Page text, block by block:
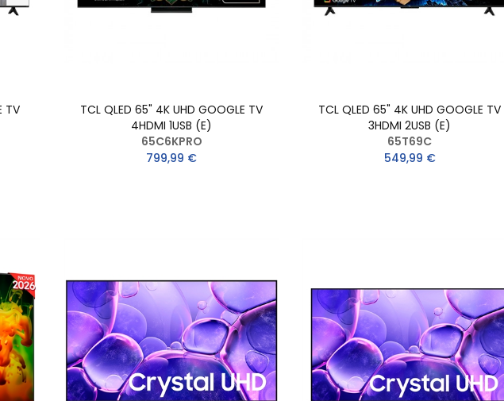
TV
TCL QLED 65" 4K UHD GOOGLE TV
4HDMI 1USB (E)
65C6KPRO
799,99 €
TCL QLED 65" 4K UHD GOOGLE TV
3HDMI 2USB (E)
65T69C
549,99 €